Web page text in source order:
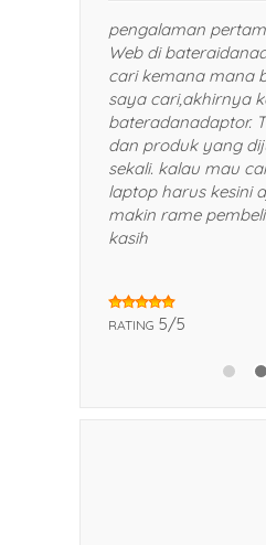
Harganya
yang
Sukses selalu
rekomendasikan
dan kerabat saya.
Web di
cari
saya
dan
sekali.
laptop
makin